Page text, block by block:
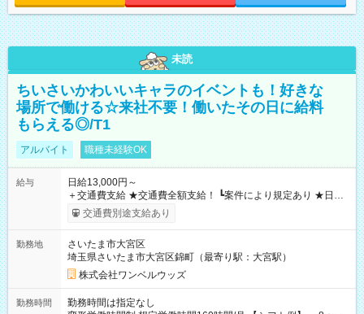
未読
ちいさいかわいいキャラのイベントも！好きな
場所で働ける☆来社不要！働いたその日に給料
もらえる◎/T1
アルバイト 職種未経験OK
給与
日給13,000円～
＋交通費支給 ★交通費全額支給！ ┗案件により規定あり ★日払
いOK！（規定あり） ┗働いたその日に現金GET♪ お仕事後はコ
ンビニATMから 日払い分を引き落とせます！ 【試用期間】試
交通費別途支給あり
勤務地
さいたま市大宮区
埼玉県さいたま市大宮区錦町（最寄り駅：大宮駅）
株式会社ワンベルウッズ
勤務時間
勤務時間は指定なし